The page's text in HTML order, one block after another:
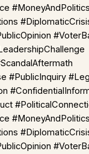
#MoneyAndPolitics
#PublicInquiry
#MoneyAndPolitics